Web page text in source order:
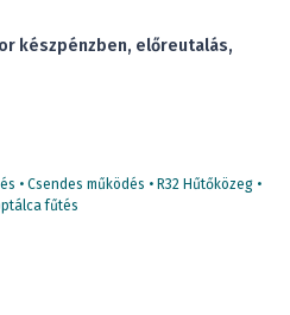
készpénzben, előreutalás,
• Csendes működés • R32 Hűtőközeg •
fűtés